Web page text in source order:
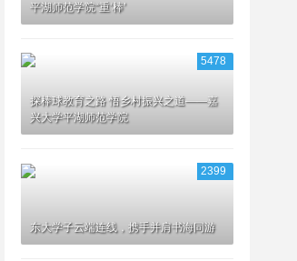
平湖师范学院“重‘棒’
5478
探棒球教育之路 悟乡村振兴之道——嘉
兴大学平湖师范学院
2399
东大学子云端连线，携手并肩书海同游